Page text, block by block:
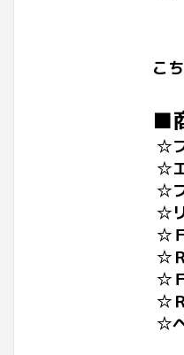
こ
■
☆
☆
☆
☆
☆
☆
☆
☆
☆